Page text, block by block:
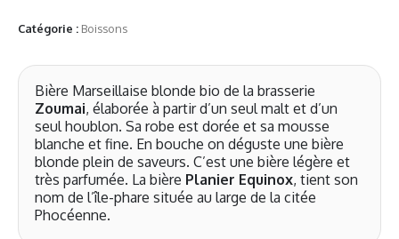
Catégorie : Boissons
Bière Marseillaise blonde bio de la brasserie
Zoumai, élaborée à partir d’un seul malt et d’un
seul houblon. Sa robe est dorée et sa mousse
blanche et fine. En bouche on déguste une bière
blonde plein de saveurs. C’est une bière légère et
très parfumée. La bière Planier Equinox, tient son
nom de l’île-phare située au large de la citée
Phocéenne.